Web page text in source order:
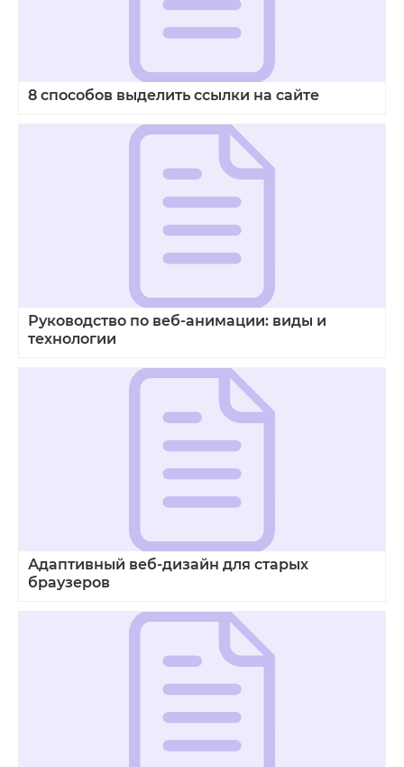
8 способов выделить ссылки на сайте
Руководство по веб-анимации: виды и
технологии
Адаптивный веб‑дизайн для старых
браузеров